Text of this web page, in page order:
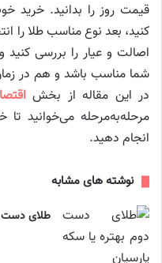
قیمت روز را بدانید. خرید
کنید، بعد نوع مناسب طلا را
اصالت و عیار را بررسی
شما مناسب باشد و هم در
در این مقاله از بخش
مرحله‌به‌مرحله می‌خوانید
انجام دهید.
نوشته های مشابه
طلای دست